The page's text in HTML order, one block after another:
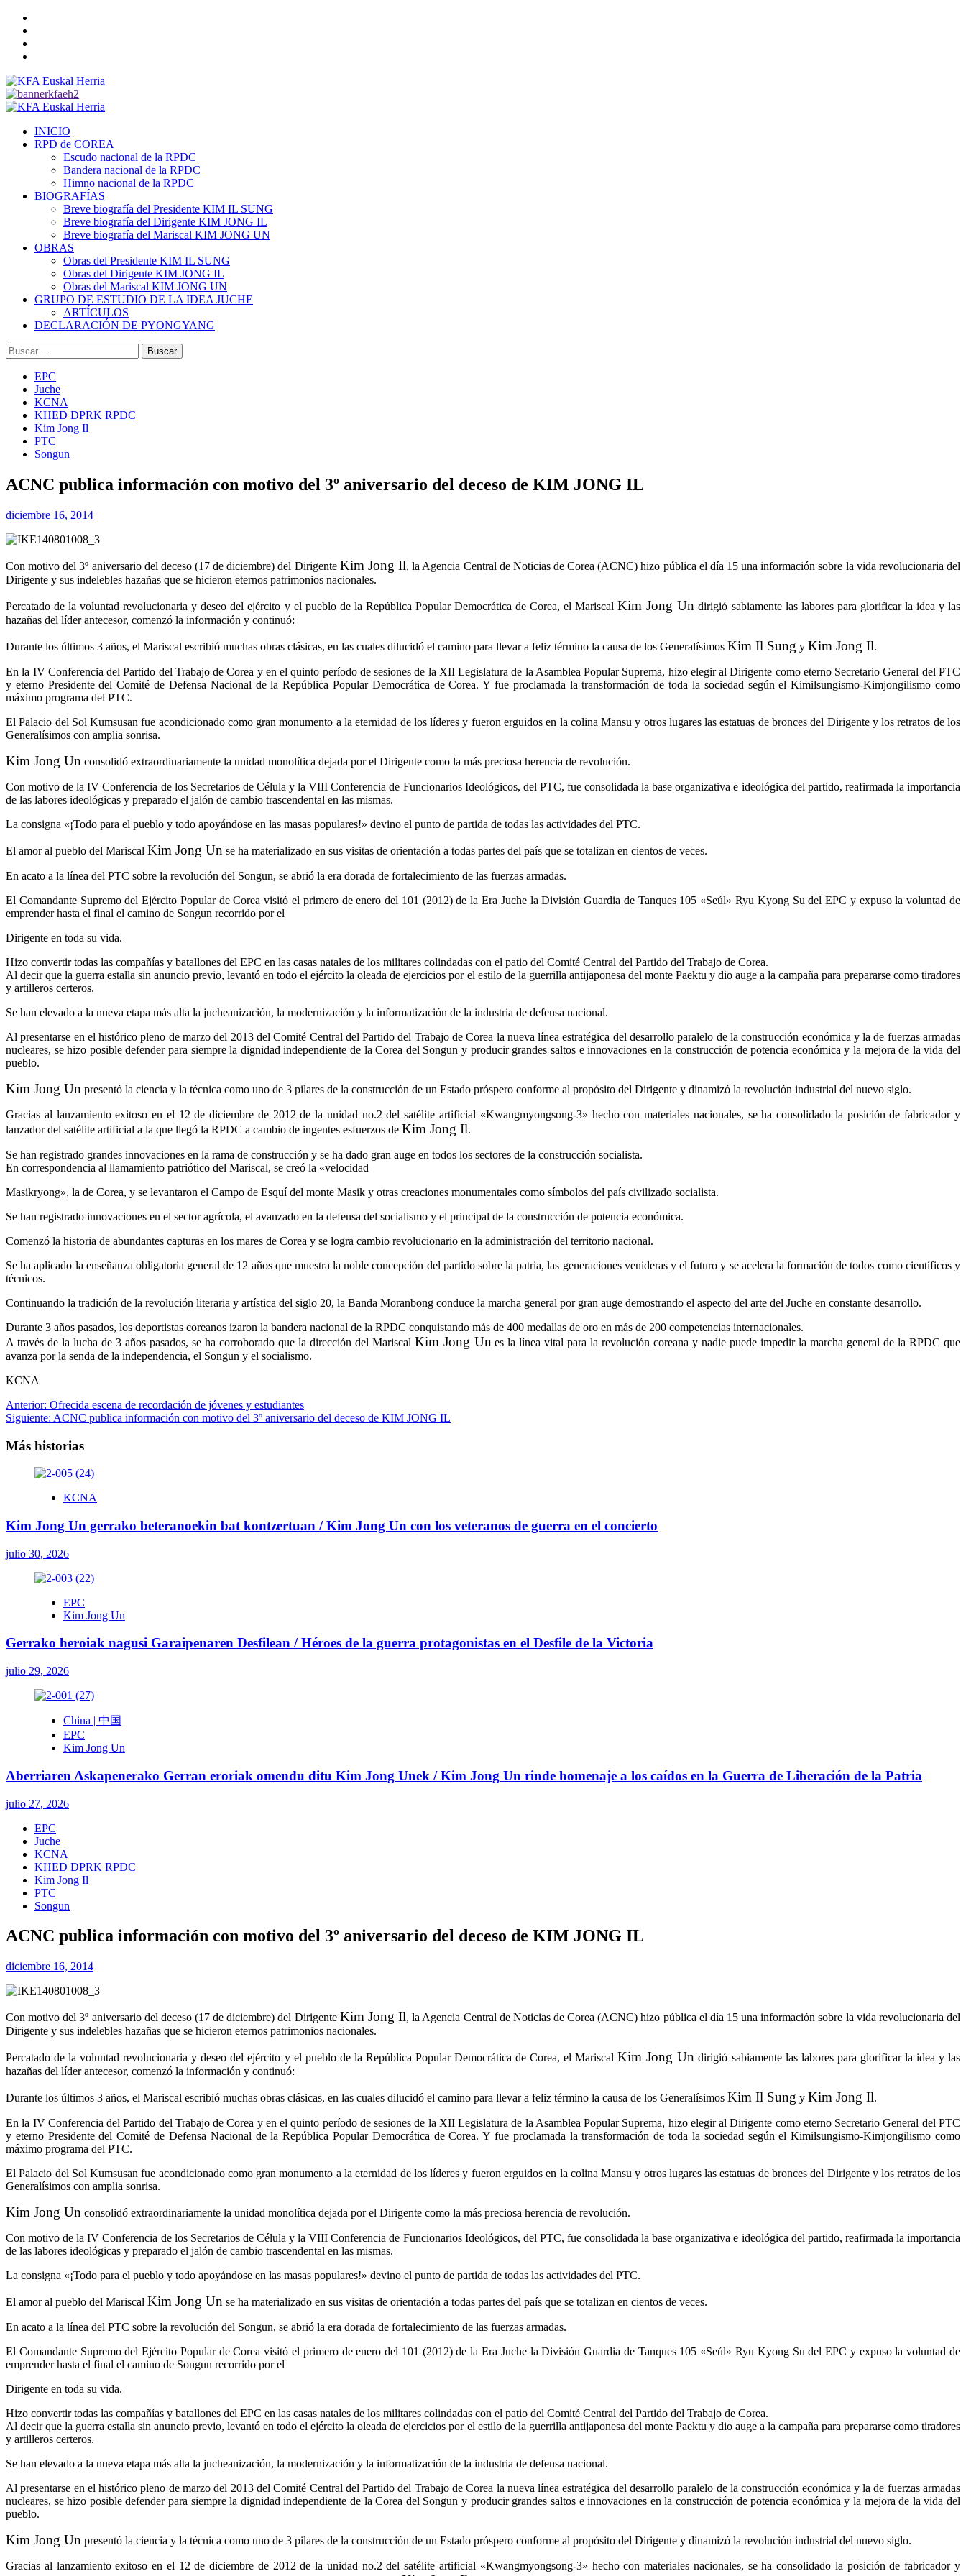
Saltar
contenido
Menú
INICIO
RPD de COREA
Escudo nacional de la RPDC
Bandera nacional de la RPDC
Himno nacional de la RPDC
BIOGRAFÍAS
Breve biografía del Presidente KIM IL SUNG
Breve biografía del Dirigente KIM JONG IL
Breve biografía del Mariscal KIM JONG UN
OBRAS
Obras del Presidente KIM IL SUNG
Obras del Dirigente KIM JONG IL
Obras del Mariscal KIM JONG UN
GRUPO DE ESTUDIO DE LA IDEA JUCHE
ARTÍCULOS
DECLARACIÓN DE PYONGYANG
Buscar:
EPC
Juche
KCNA
KHED DPRK RPDC
Kim Jong Il
PTC
Songun
ACNC publica información con motivo del 3º aniversario del deceso de KIM JONG IL
diciembre 16, 2014
Con motivo del 3º aniversario del deceso (17 de diciembre) del Dirigente Kim Jong Il, la Agencia Central de Noticias de Corea (ACNC) hizo pública el día 15 una información sobre la vida revolucionaria del
Dirigente y sus indelebles hazañas que se hicieron eternos patrimonios nacionales.
Percatado de la voluntad revolucionaria y deseo del ejército y el pueblo de la República Popular Democrática de Corea, el Mariscal Kim Jong Un dirigió sabiamente las labores para glorificar la idea y las
hazañas del líder antecesor, comenzó la información y continuó:
Durante los últimos 3 años, el Mariscal escribió muchas obras clásicas, en las cuales dilucidó el camino para llevar a feliz término la causa de los Generalísimos Kim Il Sung y Kim Jong Il.
En la IV Conferencia del Partido del Trabajo de Corea y en el quinto período de sesiones de la XII Legislatura de la Asamblea Popular Suprema, hizo elegir al Dirigente como eterno Secretario General del PTC
y eterno Presidente del Comité de Defensa Nacional de la República Popular Democrática de Corea. Y fue proclamada la transformación de toda la sociedad según el Kimilsungismo-Kimjongilismo como
máximo programa del PTC.
El Palacio del Sol Kumsusan fue acondicionado como gran monumento a la eternidad de los líderes y fueron erguidos en la colina Mansu y otros lugares las estatuas de bronces del Dirigente y los retratos de los
Generalísimos con amplia sonrisa.
Kim Jong Un consolidó extraordinariamente la unidad monolítica dejada por el Dirigente como la más preciosa herencia de revolución.
Con motivo de la IV Conferencia de los Secretarios de Célula y la VIII Conferencia de Funcionarios Ideológicos, del PTC, fue consolidada la base organizativa e ideológica del partido, reafirmada la importancia
de las labores ideológicas y preparado el jalón de cambio trascendental en las mismas.
La consigna «¡Todo para el pueblo y todo apoyándose en las masas populares!» devino el punto de partida de todas las actividades del PTC.
El amor al pueblo del Mariscal Kim Jong Un se ha materializado en sus visitas de orientación a todas partes del país que se totalizan en cientos de veces.
En acato a la línea del PTC sobre la revolución del Songun, se abrió la era dorada de fortalecimiento de las fuerzas armadas.
El Comandante Supremo del Ejército Popular de Corea visitó el primero de enero del 101 (2012) de la Era Juche la División Guardia de Tanques 105 «Seúl» Ryu Kyong Su del EPC y expuso la voluntad de
emprender hasta el final el camino de Songun recorrido por el
Dirigente en toda su vida.
Hizo convertir todas las compañías y batallones del EPC en las casas natales de los militares colindadas con el patio del Comité Central del Partido del Trabajo de Corea.
Al decir que la guerra estalla sin anuncio previo, levantó en todo el ejército la oleada de ejercicios por el estilo de la guerrilla antijaponesa del monte Paektu y dio auge a la campaña para prepararse como tiradores
y artilleros certeros.
Se han elevado a la nueva etapa más alta la jucheanización, la modernización y la informatización de la industria de defensa nacional.
Al presentarse en el histórico pleno de marzo del 2013 del Comité Central del Partido del Trabajo de Corea la nueva línea estratégica del desarrollo paralelo de la construcción económica y la de fuerzas armadas
nucleares, se hizo posible defender para siempre la dignidad independiente de la Corea del Songun y producir grandes saltos e innovaciones en la construcción de potencia económica y la mejora de la vida del
pueblo.
Kim Jong Un presentó la ciencia y la técnica como uno de 3 pilares de la construcción de un Estado próspero conforme al propósito del Dirigente y dinamizó la revolución industrial del nuevo siglo.
Gracias al lanzamiento exitoso en el 12 de diciembre de 2012 de la unidad no.2 del satélite artificial «Kwangmyongsong-3» hecho con materiales nacionales, se ha consolidado la posición de fabricador y
lanzador del satélite artificial a la que llegó la RPDC a cambio de ingentes esfuerzos de Kim Jong Il.
Se han registrado grandes innovaciones en la rama de construcción y se ha dado gran auge en todos los sectores de la construcción socialista.
En correspondencia al llamamiento patriótico del Mariscal, se creó la «velocidad
Masikryong», la de Corea, y se levantaron el Campo de Esquí del monte Masik y otras creaciones monumentales como símbolos del país civilizado socialista.
Se han registrado innovaciones en el sector agrícola, el avanzado en la defensa del socialismo y el principal de la construcción de potencia económica.
Comenzó la historia de abundantes capturas en los mares de Corea y se logra cambio revolucionario en la administración del territorio nacional.
Se ha aplicado la enseñanza obligatoria general de 12 años que muestra la noble concepción del partido sobre la patria, las generaciones venideras y el futuro y se acelera la formación de todos como científicos y
técnicos.
Continuando la tradición de la revolución literaria y artística del siglo 20, la Banda Moranbong conduce la marcha general por gran auge demostrando el aspecto del arte del Juche en constante desarrollo.
Durante 3 años pasados, los deportistas coreanos izaron la bandera nacional de la RPDC conquistando más de 400 medallas de oro en más de 200 competencias internacionales.
A través de la lucha de 3 años pasados, se ha corroborado que la dirección del Mariscal Kim Jong Un es la línea vital para la revolución coreana y nadie puede impedir la marcha general de la RPDC que
avanza por la senda de la independencia, el Songun y el socialismo.
KCNA
Navegación
de
entradas
Anterior: Ofrecida escena de recordación de jóvenes y estudiantes
Siguiente: ACNC publica información con motivo del 3º aniversario del deceso de KIM JONG IL
Más historias
KCNA
Kim Jong Un gerrako beteranoekin bat kontzertuan / Kim Jong Un con los veteranos de guerra en el concierto
julio 30, 2026
EPC
Kim Jong Un
Gerrako heroiak nagusi Garaipenaren Desfilean / Héroes de la guerra protagonistas en el Desfile de la Victoria
julio 29, 2026
China | 中国
EPC
Kim Jong Un
Aberriaren Askapenerako Gerran eroriak omendu ditu Kim Jong Unek / Kim Jong Un rinde homenaje a los caídos en la Guerra de Liberación de la Patria
julio 27, 2026
EPC
Juche
KCNA
KHED DPRK RPDC
Kim Jong Il
PTC
Songun
ACNC publica información con motivo del 3º aniversario del deceso de KIM JONG IL
diciembre 16, 2014
Con motivo del 3º aniversario del deceso (17 de diciembre) del Dirigente Kim Jong Il, la Agencia Central de Noticias de Corea (ACNC) hizo pública el día 15 una información sobre la vida revolucionaria del
Dirigente y sus indelebles hazañas que se hicieron eternos patrimonios nacionales.
Percatado de la voluntad revolucionaria y deseo del ejército y el pueblo de la República Popular Democrática de Corea, el Mariscal Kim Jong Un dirigió sabiamente las labores para glorificar la idea y las
hazañas del líder antecesor, comenzó la información y continuó:
Durante los últimos 3 años, el Mariscal escribió muchas obras clásicas, en las cuales dilucidó el camino para llevar a feliz término la causa de los Generalísimos Kim Il Sung y Kim Jong Il.
En la IV Conferencia del Partido del Trabajo de Corea y en el quinto período de sesiones de la XII Legislatura de la Asamblea Popular Suprema, hizo elegir al Dirigente como eterno Secretario General del PTC
y eterno Presidente del Comité de Defensa Nacional de la República Popular Democrática de Corea. Y fue proclamada la transformación de toda la sociedad según el Kimilsungismo-Kimjongilismo como
máximo programa del PTC.
El Palacio del Sol Kumsusan fue acondicionado como gran monumento a la eternidad de los líderes y fueron erguidos en la colina Mansu y otros lugares las estatuas de bronces del Dirigente y los retratos de los
Generalísimos con amplia sonrisa.
Kim Jong Un consolidó extraordinariamente la unidad monolítica dejada por el Dirigente como la más preciosa herencia de revolución.
Con motivo de la IV Conferencia de los Secretarios de Célula y la VIII Conferencia de Funcionarios Ideológicos, del PTC, fue consolidada la base organizativa e ideológica del partido, reafirmada la importancia
de las labores ideológicas y preparado el jalón de cambio trascendental en las mismas.
La consigna «¡Todo para el pueblo y todo apoyándose en las masas populares!» devino el punto de partida de todas las actividades del PTC.
El amor al pueblo del Mariscal Kim Jong Un se ha materializado en sus visitas de orientación a todas partes del país que se totalizan en cientos de veces.
En acato a la línea del PTC sobre la revolución del Songun, se abrió la era dorada de fortalecimiento de las fuerzas armadas.
El Comandante Supremo del Ejército Popular de Corea visitó el primero de enero del 101 (2012) de la Era Juche la División Guardia de Tanques 105 «Seúl» Ryu Kyong Su del EPC y expuso la voluntad de
emprender hasta el final el camino de Songun recorrido por el
Dirigente en toda su vida.
Hizo convertir todas las compañías y batallones del EPC en las casas natales de los militares colindadas con el patio del Comité Central del Partido del Trabajo de Corea.
Al decir que la guerra estalla sin anuncio previo, levantó en todo el ejército la oleada de ejercicios por el estilo de la guerrilla antijaponesa del monte Paektu y dio auge a la campaña para prepararse como tiradores
y artilleros certeros.
Se han elevado a la nueva etapa más alta la jucheanización, la modernización y la informatización de la industria de defensa nacional.
Al presentarse en el histórico pleno de marzo del 2013 del Comité Central del Partido del Trabajo de Corea la nueva línea estratégica del desarrollo paralelo de la construcción económica y la de fuerzas armadas
nucleares, se hizo posible defender para siempre la dignidad independiente de la Corea del Songun y producir grandes saltos e innovaciones en la construcción de potencia económica y la mejora de la vida del
pueblo.
Kim Jong Un presentó la ciencia y la técnica como uno de 3 pilares de la construcción de un Estado próspero conforme al propósito del Dirigente y dinamizó la revolución industrial del nuevo siglo.
Gracias al lanzamiento exitoso en el 12 de diciembre de 2012 de la unidad no.2 del satélite artificial «Kwangmyongsong-3» hecho con materiales nacionales, se ha consolidado la posición de fabricador y